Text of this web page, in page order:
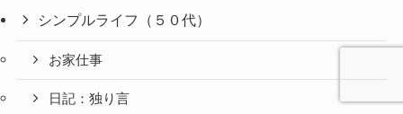
シンプルライフ（５０代）
お家仕事
日記：独り言